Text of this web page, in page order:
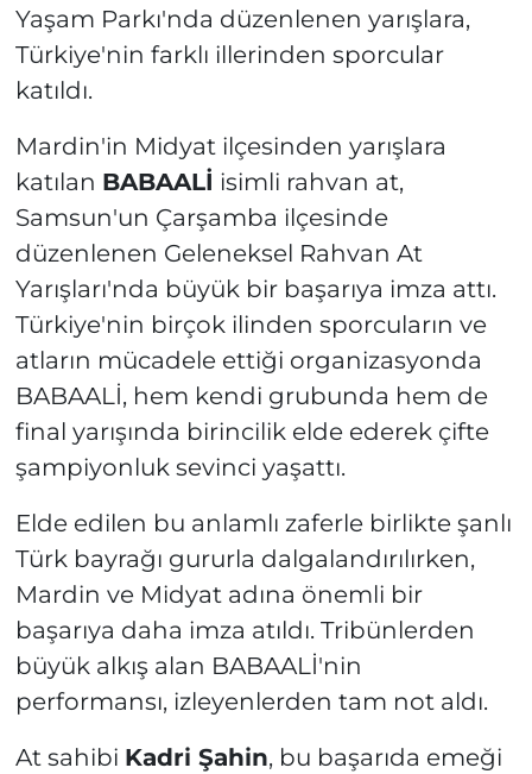
Yaşam Parkı'nda düzenlenen yarışlara,
Türkiye'nin farklı illerinden sporcular
katıldı.
Mardin'in Midyat ilçesinden yarışlara
katılan BABAALİ isimli rahvan at,
Samsun'un Çarşamba ilçesinde
düzenlenen Geleneksel Rahvan At
Yarışları'nda büyük bir başarıya imza attı.
Türkiye'nin birçok ilinden sporcuların ve
atların mücadele ettiği organizasyonda
BABAALİ, hem kendi grubunda hem de
final yarışında birincilik elde ederek çifte
şampiyonluk sevinci yaşattı.
Elde edilen bu anlamlı zaferle birlikte şanlı
Türk bayrağı gururla dalgalandırılırken,
Mardin ve Midyat adına önemli bir
başarıya daha imza atıldı. Tribünlerden
büyük alkış alan BABAALİ'nin
performansı, izleyenlerden tam not aldı.
At sahibi Kadri Şahin, bu başarıda emeği